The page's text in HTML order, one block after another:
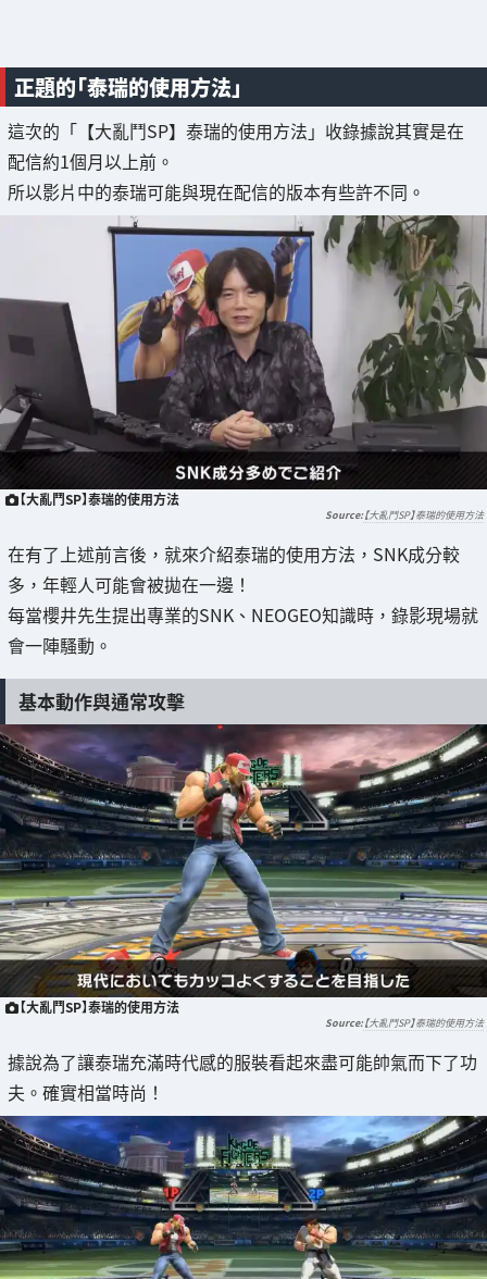
正題的「泰瑞的使用方法」
這次的「【大亂鬥SP】泰瑞的使用方法」收錄據說其實是在
配信約1個月以上前。
所以影片中的泰瑞可能與現在配信的版本有些許不同。
【大亂鬥SP】泰瑞的使用方法
【大亂鬥SP】泰瑞的使用方法
在有了上述前言後，就來介紹泰瑞的使用方法，SNK成分較
多，年輕人可能會被拋在一邊！
每當櫻井先生提出專業的SNK、NEOGEO知識時，錄影現場就
會一陣騷動。
基本動作與通常攻擊
【大亂鬥SP】泰瑞的使用方法
【大亂鬥SP】泰瑞的使用方法
據說為了讓泰瑞充滿時代感的服裝看起來盡可能帥氣而下了功
夫。確實相當時尚！